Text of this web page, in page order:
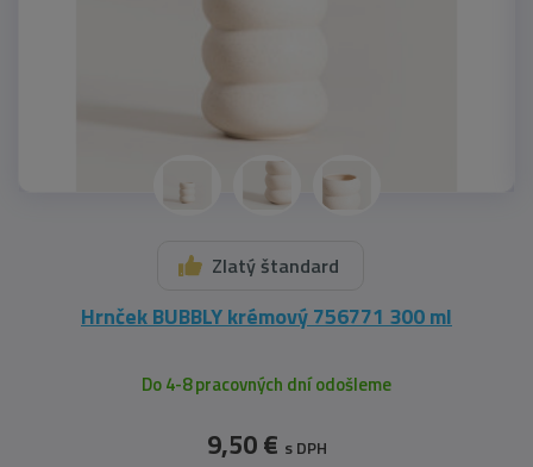
Zlatý štandard
Hrnček BUBBLY krémový 756771 300 ml
Do 4-8 pracovných dní odošleme
9,50 € s DPH